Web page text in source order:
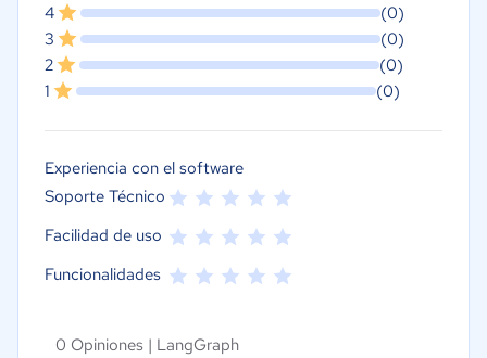
4
(0)
3
(0)
2
(0)
1
(0)
Experiencia con el software
Soporte Técnico
Facilidad de uso
Funcionalidades
0 Opiniones | LangGraph